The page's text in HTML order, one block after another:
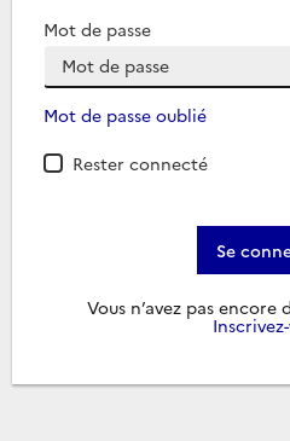
Mot de passe
Mot de passe oublié
Rester connecté
Se
Vous n’avez pas encore